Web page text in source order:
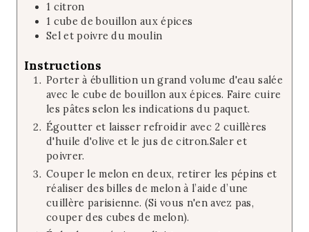
1 citron
1 cube de bouillon aux épices
Sel et poivre du moulin
Instructions
Porter à ébullition un grand volume d'eau salée
avec le cube de bouillon aux épices. Faire cuire
les pâtes selon les indications du paquet.
Égoutter et laisser refroidir avec 2 cuillères
d'huile d'olive et le jus de citron.Saler et
poivrer.
Couper le melon en deux, retirer les pépins et
réaliser des billes de melon à l’aide d’une
cuillère parisienne. (Si vous n'en avez pas,
couper des cubes de melon).